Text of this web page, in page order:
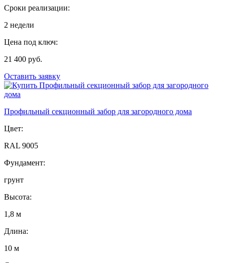
Сроки реализации:
2 недели
Цена под ключ:
21 400 руб.
Оставить заявку
Профильный секционный забор для загородного дома
Цвет:
RAL 9005
Фундамент:
грунт
Высота:
1,8 м
Длина:
10 м